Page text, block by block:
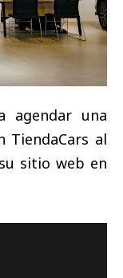
agendar una
TiendaCars al
sitio web en